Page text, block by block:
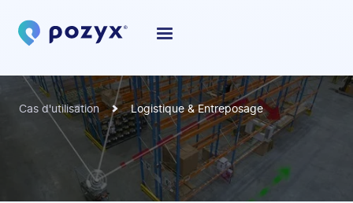
Cas d'utilisation Logistique & Entreposage